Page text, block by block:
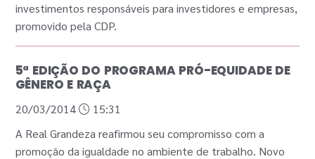
investimentos responsáveis para investidores e empresas,
promovido pela CDP.
5ª EDIÇÃO DO PROGRAMA PRÓ-EQUIDADE DE
GÊNERO E RAÇA
20/03/2014
15:31
A Real Grandeza reafirmou seu compromisso com a
promoção da igualdade no ambiente de trabalho. Novo